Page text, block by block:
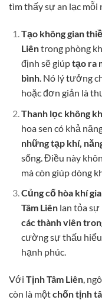
tìm thấy sự an lạc mỗi
Tạo không gian
Liêntrong phòng
định sẽ giúptạo ra
bình. Nó lý tưởng
hoặc đơn giản là
Thanh lọc không
hoa sen có khả
những tạp khí,
sống. Điều này
mà còn giúp dòng
Củng cố hòa khí
Tâm Liênlan tỏa sự
các thành viên
cường sự thấu
hạnh phúc.
Với Tịnh Tâm Liên,
còn là mộtchốn tịnh